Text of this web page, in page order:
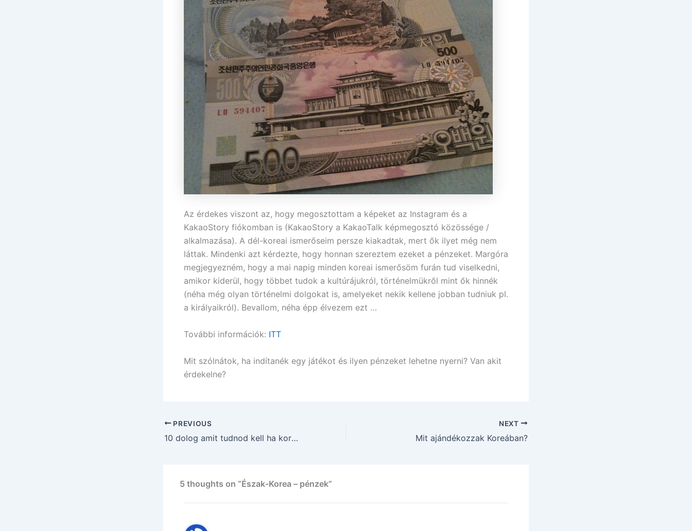
Az érdekes viszont az, hogy megosztottam a képeket az Instagram és a
KakaoStory fiókomban is (KakaoStory a KakaoTalk képmegosztó közössége /
alkalmazása). A dél-koreai ismerőseim persze kiakadtak, mert ők ilyet még nem
láttak. Mindenki azt kérdezte, hogy honnan szereztem ezeket a pénzeket. Margóra
megjegyezném, hogy a mai napig minden koreai ismerősöm furán tud viselkedni,
amikor kiderül, hogy többet tudok a kultúrájukról, történelmükről mint ők hinnék
(néha még olyan történelmi dolgokat is, amelyeket nekik kellene jobban tudniuk pl.
a királyaikról). Bevallom, néha épp élvezem ezt …
További információk: ITT
Mit szólnátok, ha indítanék egy játékot és ilyen pénzeket lehetne nyerni? Van akit
érdekelne?
PREVIOUS
10 dolog amit tudnod kell ha koreai lánnyal randizol. (3. rész)
NEXT
Mit ajándékozzak Koreában?
5 thoughts on “Észak-Korea – pénzek”